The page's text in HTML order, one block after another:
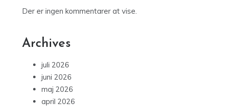
Der er ingen kommentarer at vise.
Archives
juli 2026
juni 2026
maj 2026
april 2026